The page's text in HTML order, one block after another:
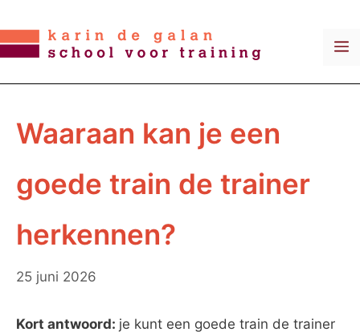
naar
de
Waaraan kan je een
goede train de trainer
herkennen?
25 juni 2026
Kort antwoord: je kunt een goede train de trainer